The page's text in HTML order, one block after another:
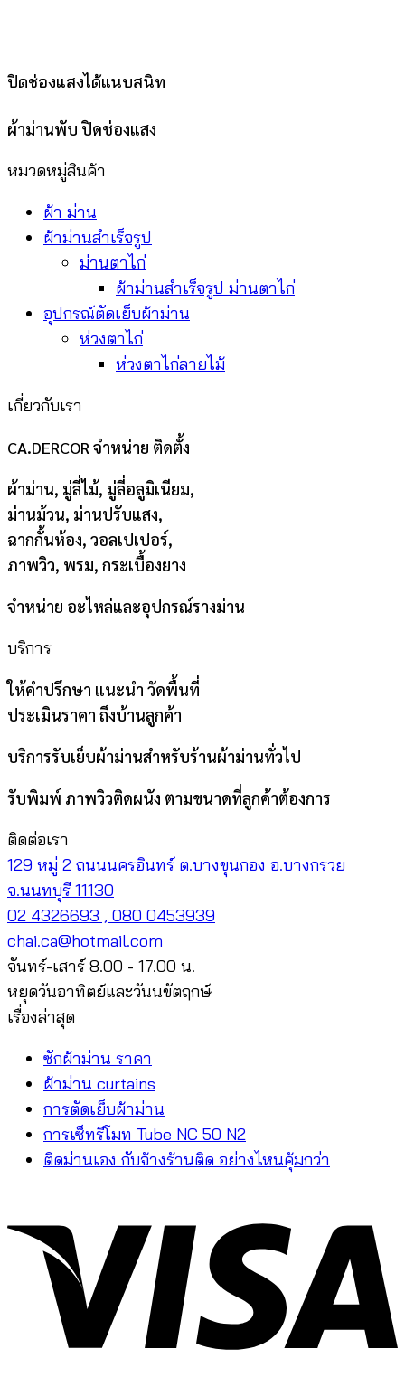
ปิดช่องแสงได้แนบสนิท
ผ้าม่านพับ ปิดช่องแสง
หมวดหมู่สินค้า
ผ้า ม่าน
ผ้าม่านสำเร็จรูป
ม่านตาไก่
ผ้าม่านสำเร็จรูป ม่านตาไก่
อุปกรณ์ตัดเย็บผ้าม่าน
ห่วงตาไก่
ห่วงตาไก่ลายไม้
เกี่ยวกับเรา
CA.DERCOR จำหน่าย ติดตั้ง
ผ้าม่าน, มู่ลี่ไม้, มู่ลี่อลูมิเนียม,
ม่านม้วน, ม่านปรับแสง,
ฉากกั้นห้อง, วอลเปเปอร์,
ภาพวิว, พรม, กระเบื้องยาง
จำหน่าย อะไหล่และอุปกรณ์รางม่าน
บริการ
ให้คำปรึกษา แนะนำ วัดพื้นที่
ประเมินราคา ถึงบ้านลูกค้า
บริการรับเย็บผ้าม่านสำหรับร้านผ้าม่านทั่วไป
รับพิมพ์ ภาพวิวติดผนัง ตามขนาดที่ลูกค้าต้องการ
ติดต่อเรา
129 หมู่ 2 ถนนนครอินทร์ ต.บางขุนกอง อ.บางกรวย
จ.นนทบุรี 11130
02 4326693 , 080 0453939
chai.ca@hotmail.com
จันทร์-เสาร์ 8.00 - 17.00 น.
หยุดวันอาทิตย์และวันนขัตฤกษ์
เรื่องล่าสุด
ซักผ้าม่าน ราคา
ผ้าม่าน curtains
การตัดเย็บผ้าม่าน
การเซ็ทรีโมท Tube NC 50 N2
ติดม่านเอง กับจ้างร้านติด อย่างไหนคุ้มกว่า